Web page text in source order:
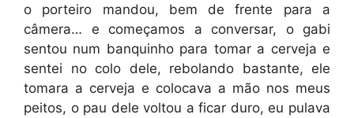
o porteiro mandou, bem de frente para a
câmera… e começamos a conversar, o gabi
sentou num banquinho para tomar a cerveja e
sentei no colo dele, rebolando bastante, ele
tomara a cerveja e colocava a mão nos meus
peitos, o pau dele voltou a ficar duro, eu pulava